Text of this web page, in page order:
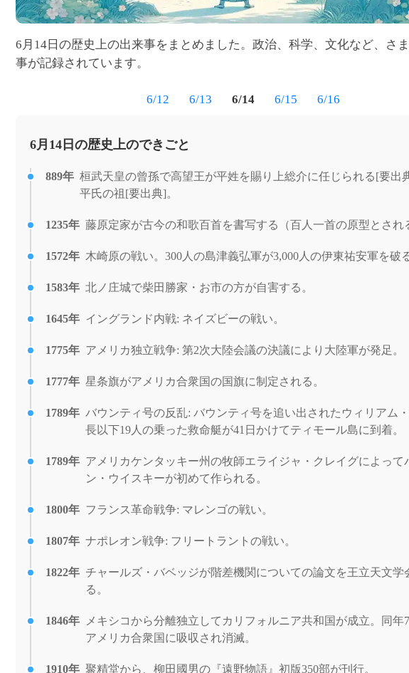
6月14日の歴史上の出来事をまとめました。政治、科学、文化など、さ
事が記録されています。
6/12 6/13 6/14 6/15 6/16
6月14日の歴史上のできごと
889年 桓武天皇の曾孫で高望王が平姓を賜り上総介に任じられる[要出
平氏の祖[要出典]。
1235年 藤原定家が古今の和歌百首を書写する（百人一首の原型とされ
1572年 木崎原の戦い。300人の島津義弘軍が3,000人の伊東祐安軍を破る
1583年 北ノ庄城で柴田勝家・お市の方が自害する。
1645年 イングランド内戦: ネイズビーの戦い。
1775年 アメリカ独立戦争: 第2次大陸会議の決議により大陸軍が発足。
1777年 星条旗がアメリカ合衆国の国旗に制定される。
1789年 バウンティ号の反乱: バウンティ号を追い出されたウィリアム
長以下19人の乗った救命艇が41日かけてティモール島に到着。
1789年 アメリカケンタッキー州の牧師エライジャ・クレイグによって
ン・ウイスキーが初めて作られる。
1800年 フランス革命戦争: マレンゴの戦い。
1807年 ナポレオン戦争: フリートラントの戦い。
1822年 チャールズ・バベッジが階差機関についての論文を王立天文学
る。
1846年
メキシコから分離独立してカリフォルニア共和国が成立。同年
アメリカ合衆国に吸収され消滅。
1910年 聚精堂から、柳田國男の『遠野物語』初版350部が刊行。